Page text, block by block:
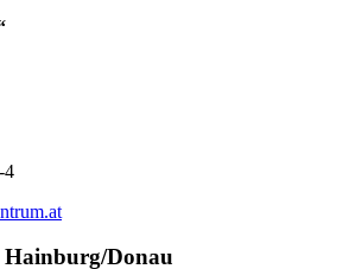
4
Hainburg/Donau